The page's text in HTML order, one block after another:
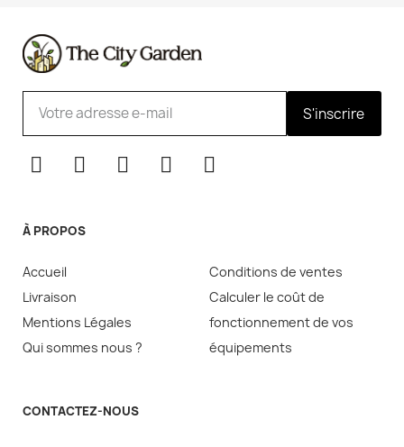
S'inscrire
À PROPOS
Accueil
Livraison
Mentions Légales
Qui sommes nous ?
Conditions de ventes
Calculer le coût de
fonctionnement de vos
équipements
CONTACTEZ-NOUS